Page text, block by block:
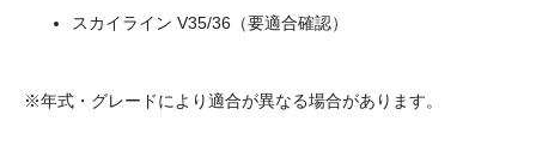
スカイライン V35/36（要適合確認）
※年式・グレードにより適合が異なる場合があります。